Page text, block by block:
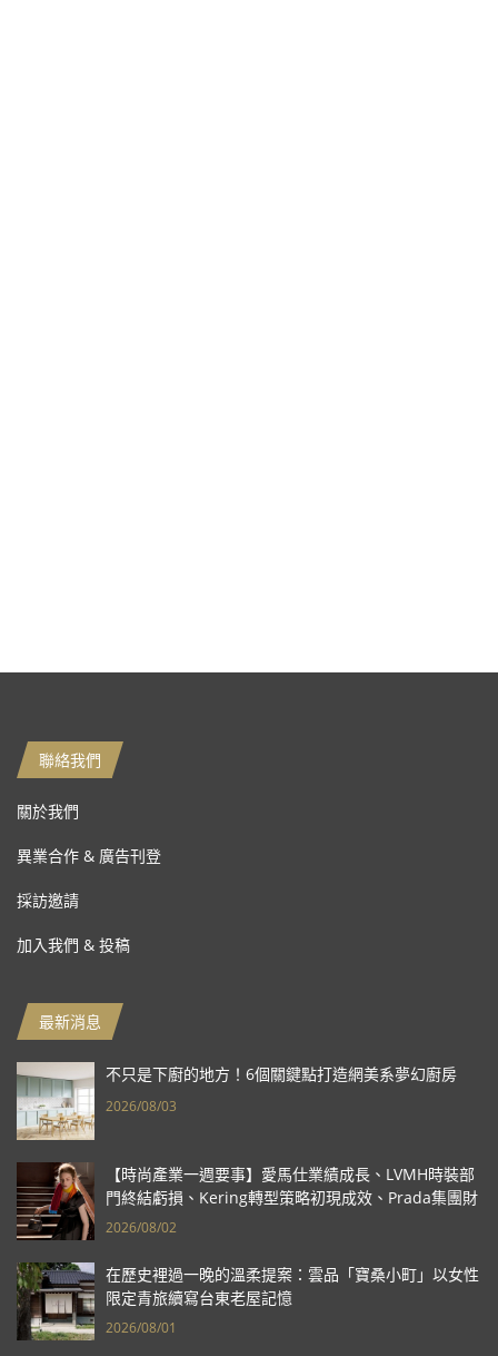
聯絡我們
關於我們
異業合作 & 廣告刊登
採訪邀請
加入我們 & 投稿
最新消息
不只是下廚的地方！6個關鍵點打造網美系夢幻廚房
2026/08/03
【時尚產業一週要事】愛馬仕業績成長、LVMH時裝部
門終結虧損、Kering轉型策略初現成效、Prada集團財
報亮眼
2026/08/02
在歷史裡過一晚的溫柔提案：雲品「寶桑小町」以女性
限定青旅續寫台東老屋記憶
2026/08/01